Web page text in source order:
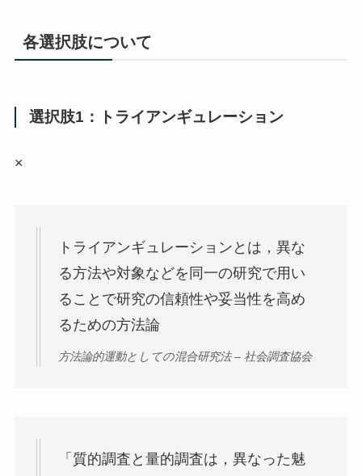
各選択肢について
選択肢1：トライアンギュレーション
×
トライアンギュレーションとは，異な
る方法や対象などを同一の研究で用い
ることで研究の信頼性や妥当性を高め
るための方法論
方法論的運動としての混合研究法 – 社会調査協会
「質的調査と量的調査は，異なった魅